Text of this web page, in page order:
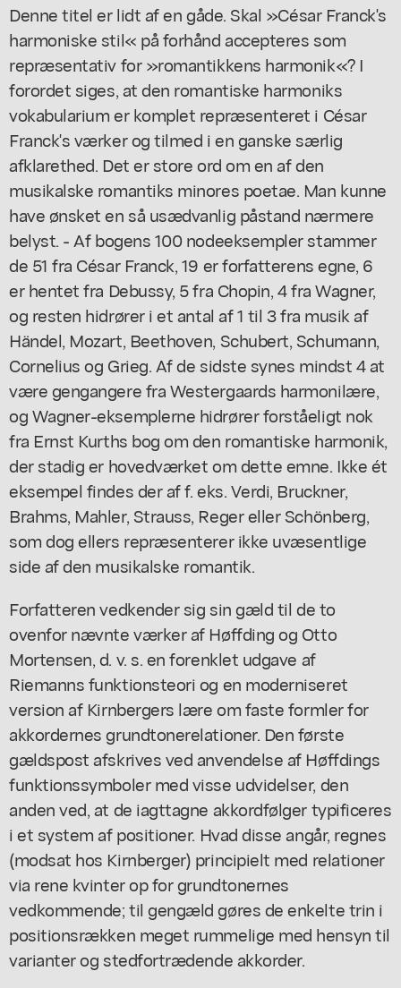
Denne titel er lidt af en gåde. Skal »César Franck's
harmoniske stil« på forhånd accepteres som
repræsentativ for »romantikkens harmonik«? I
forordet siges, at den romantiske harmoniks
vokabularium er komplet repræsenteret i César
Franck's værker og tilmed i en ganske særlig
afklarethed. Det er store ord om en af den
musikalske romantiks minores poetae. Man kunne
have ønsket en så usædvanlig påstand nærmere
belyst. - Af bogens 100 nodeeksempler stammer
de 51 fra César Franck, 19 er forfatterens egne, 6
er hentet fra Debussy, 5 fra Chopin, 4 fra Wagner,
og resten hidrører i et antal af 1 til 3 fra musik af
Händel, Mozart, Beethoven, Schubert, Schumann,
Cornelius og Grieg. Af de sidste synes mindst 4 at
være gengangere fra Westergaards harmonilære,
og Wagner-eksemplerne hidrører forståeligt nok
fra Ernst Kurths bog om den romantiske harmonik,
der stadig er hovedværket om dette emne. Ikke ét
eksempel findes der af f. eks. Verdi, Bruckner,
Brahms, Mahler, Strauss, Reger eller Schönberg,
som dog ellers repræsenterer ikke uvæsentlige
side af den musikalske romantik.
Forfatteren vedkender sig sin gæld til de to
ovenfor nævnte værker af Høffding og Otto
Mortensen, d. v. s. en forenklet udgave af
Riemanns funktionsteori og en moderniseret
version af Kirnbergers lære om faste formler for
akkordernes grundtonerelationer. Den første
gældspost afskrives ved anvendelse af Høffdings
funktionssymboler med visse udvidelser, den
anden ved, at de iagttagne akkordfølger typificeres
i et system af positioner. Hvad disse angår, regnes
(modsat hos Kirnberger) principielt med relationer
via rene kvinter op for grundtonernes
vedkommende; til gengæld gøres de enkelte trin i
positionsrækken meget rummelige med hensyn til
varianter og stedfortrædende akkorder.